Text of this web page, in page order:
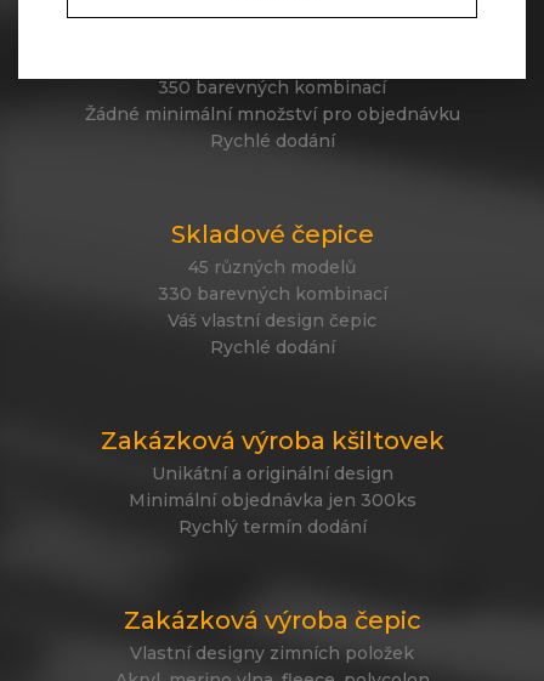
Skladové kšiltovky
350 barevných kombinací
Žádné minimální množství pro objednávku
Rychlé dodání
Skladové čepice
45 různých modelů
330 barevných kombinací
Váš vlastní design čepic
Rychlé dodání
Zakázková výroba kšiltovek
Unikátní a originální design
Minimální objednávka jen 300ks
Rychlý termín dodání
Zakázková výroba čepic
Vlastní designy zimních položek